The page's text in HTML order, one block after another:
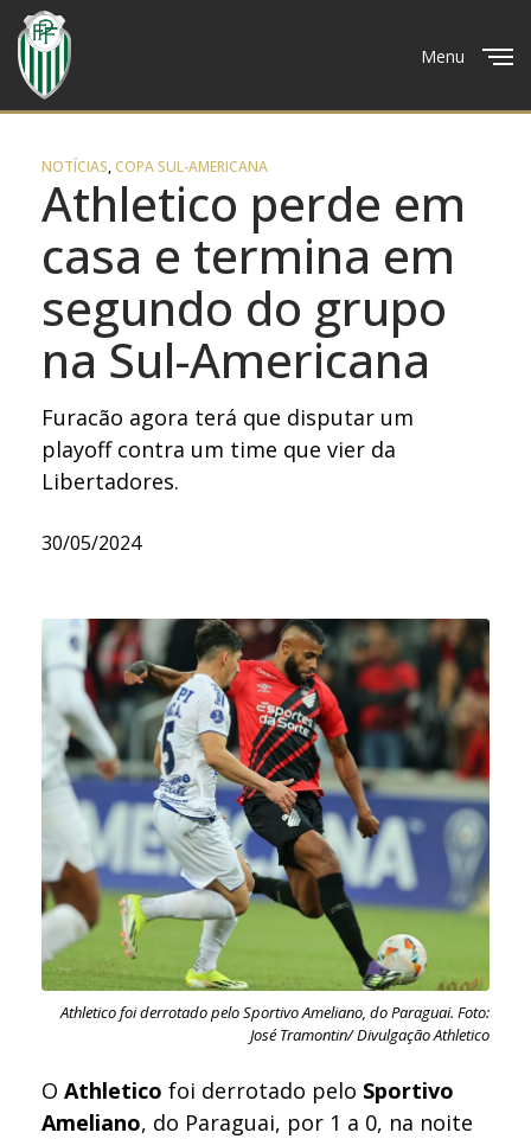
Menu
NOTÍCIAS,COPA SUL-AMERICANA
Athletico perde em
casa e termina em
segundo do grupo
na Sul-Americana
Furacão agora terá que disputar um
playoff contra um time que vier da
Libertadores.
30/05/2024
Athletico foi derrotado pelo Sportivo Ameliano, do Paraguai. Foto:
José Tramontin/ Divulgação Athletico
OAthletico foi derrotado pelo Sportivo
Ameliano, do Paraguai, por 1 a 0, na noite